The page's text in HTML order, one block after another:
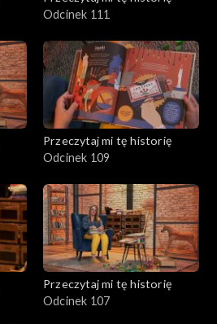
Odcinek 111
Przeczytaj mi tę historię
Odcinek 109
Przeczytaj mi tę historię
Odcinek 107